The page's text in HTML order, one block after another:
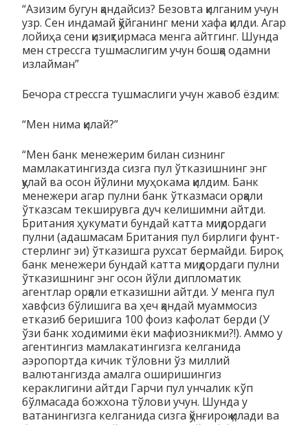
“Азизим бугун қандайсиз? Безовта қилганим учун
узр. Сен индамай қўйганинг мени хафа қилди. Агар
лойиҳа сени қизиқтирмаса менга айтгинг. Шунда
мен стрессга тушмаслигим учун бошқа одамни
излайман”
Бечора стрессга тушмаслиги учун жавоб ёздим:
“Мен нима қилай?”
“Мен банк менежерим билан сизнинг
мамлакатингизда сизга пул ўтказишнинг энг
қулай ва осон йўлини муҳокама қилдим. Банк
менежери агар пулни банк ўтказмаси орқали
ўтказсам текширувга дуч келишимни айтди.
Британия ҳукумати бундай катта миқдордаги
пулни (адашмасам Британия пул бирлиги фунт-
стерлинг эи) ўтказишга рухсат бермайди. Бироқ
банк менежери бундай катта миқдордаги пулни
ўтказишнинг энг осон йўли дипломатик
агентлар орқали етказишни айтди. У менга пул
хавфсиз бўлишига ва ҳеч қандай муаммосиз
етказиб беришига 100 фоиз кафолат берди (У
ўзи банк ходимими ёки мафиозникми?!). Аммо у
агентингиз мамлакатингизга келганида
аэропортда кичик тўловни ўз миллий
валютангизда амалга оширишингиз
кераклигини айтди Гарчи пул унчалик кўп
бўлмасада божхона тўлови учун. Шунда у
ватанингизга келганида сизга қўнғироқ қилади ва